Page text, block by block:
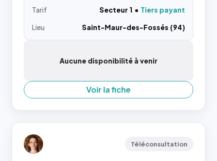
Tarif Secteur 1
Tiers payant
Lieu
Saint-Maur-des-Fossés (94)
Aucune disponibilité à venir
Voir la fiche
Téléconsultation